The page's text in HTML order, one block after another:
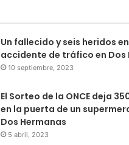
Un fallecido y seis heridos
accidente de tráfico en Dos
10 septiembre, 2023
El Sorteo de la ONCE deja
en la puerta de un
Dos Hermanas
5 abril, 2023